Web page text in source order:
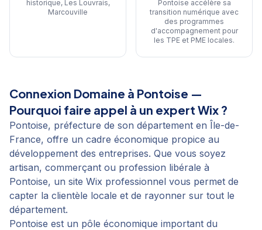
historique, Les Louvrais,
Marcouville
Pontoise accélère sa
transition numérique avec
des programmes
d'accompagnement pour
les TPE et PME locales.
Connexion Domaine à Pontoise —
Pourquoi faire appel à un expert Wix ?
Pontoise, préfecture de son département en Île-de-
France, offre un cadre économique propice au
développement des entreprises. Que vous soyez
artisan, commerçant ou profession libérale à
Pontoise, un site Wix professionnel vous permet de
capter la clientèle locale et de rayonner sur tout le
département.
Pontoise est un pôle économique important du